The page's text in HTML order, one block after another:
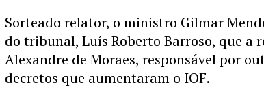
Sorteado relator, o ministro Gilmar
do tribunal, Luís Roberto Barroso, que a
Alexandre de Moraes, responsável por
decretos que aumentaram o IOF.